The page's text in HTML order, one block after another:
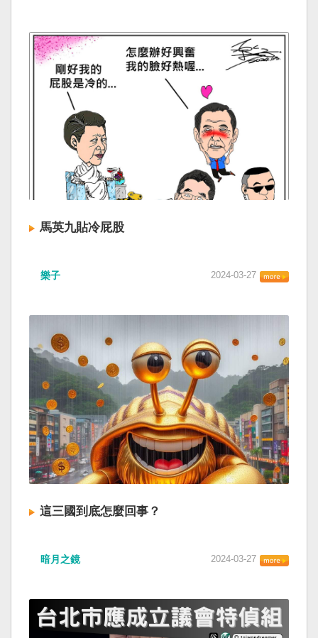
馬英九貼冷屁股
樂子 2024-03-27
這三國到底怎麼回事？
暗月之鏡 2024-03-27